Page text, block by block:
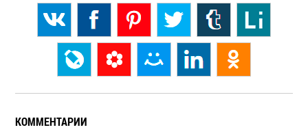
КОММЕНТАРИИ